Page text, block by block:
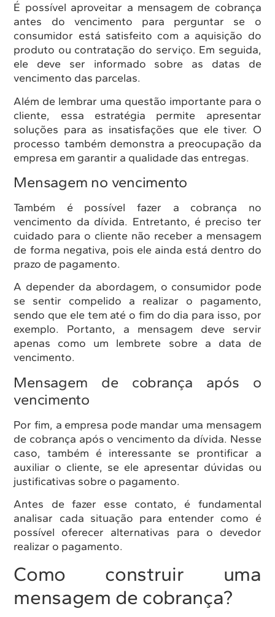
É possível aproveitar a mensagem de cobrança
antes do vencimento para perguntar se o
consumidor está satisfeito com a aquisição do
produto ou contratação do serviço. Em seguida,
ele deve ser informado sobre as datas de
vencimento das parcelas.
Além de lembrar uma questão importante para o
cliente, essa estratégia permite apresentar
soluções para as insatisfações que ele tiver. O
processo também demonstra a preocupação da
empresa em garantir a qualidade das entregas.
Mensagem no vencimento
Também é possível fazer a cobrança no
vencimento da dívida. Entretanto, é preciso ter
cuidado para o cliente não receber a mensagem
de forma negativa, pois ele ainda está dentro do
prazo de pagamento.
A depender da abordagem, o consumidor pode
se sentir compelido a realizar o pagamento,
sendo que ele tem até o fim do dia para isso, por
exemplo. Portanto, a mensagem deve servir
apenas como um lembrete sobre a data de
vencimento.
Mensagem de cobrança após o
vencimento
Por fim, a empresa pode mandar uma mensagem
de cobrança após o vencimento da dívida. Nesse
caso, também é interessante se prontificar a
auxiliar o cliente, se ele apresentar dúvidas ou
justificativas sobre o pagamento.
Antes de fazer esse contato, é fundamental
analisar cada situação para entender como é
possível oferecer alternativas para o devedor
realizar o pagamento.
Como construir uma
mensagem de cobrança?